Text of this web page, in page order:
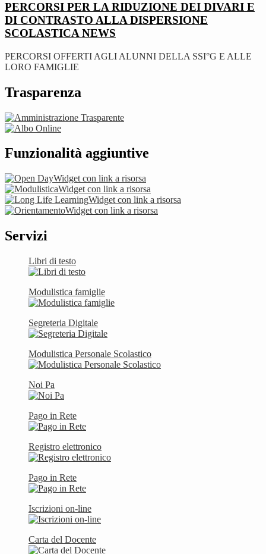
PERCORSI PER LA RIDUZIONE DEI DIVARI E
DI CONTRASTO ALLA DISPERSIONE
SCOLASTICA NEWS
PERCORSI OFFERTI AGLI ALUNNI DELLA SSI°G E ALLE
LORO FAMIGLIE
Trasparenza
Funzionalità aggiuntive
Widget con link a risorsa
Widget con link a risorsa
Widget con link a risorsa
Widget con link a risorsa
Servizi
Libri di testo
Modulistica famiglie
Segreteria Digitale
Modulistica Personale Scolastico
Noi Pa
Pago in Rete
Registro elettronico
Pago in Rete
Iscrizioni on-line
Carta del Docente